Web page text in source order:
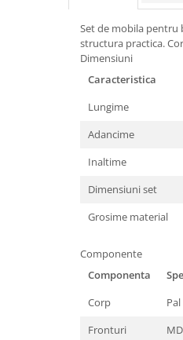
Set de mobila pentru
structura practica.
Dimensiuni
Caracteristica
Lungime
Adancime
Inaltime
Dimensiuni set
Grosime material
Componente
Componenta
Corp
Fronturi